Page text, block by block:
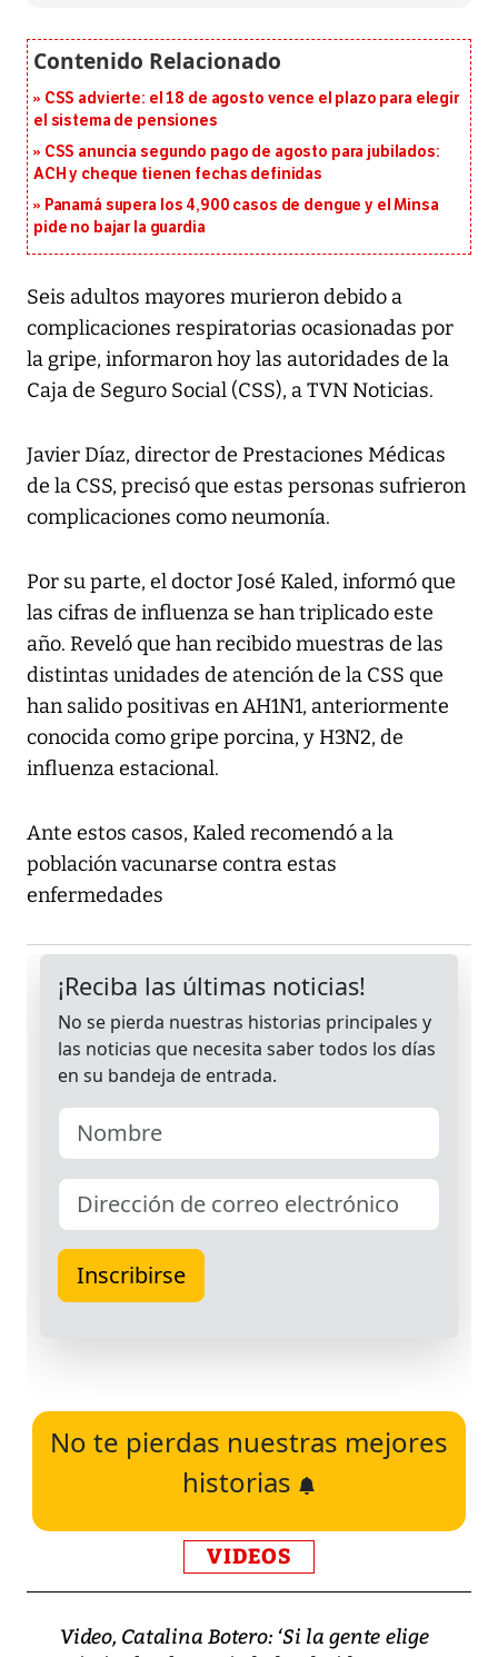
CSS advierte: el 18 de agosto vence el plazo para elegir
el sistema de pensiones
CSS anuncia segundo pago de agosto para jubilados:
ACH y cheque tienen fechas definidas
Panamá supera los 4,900 casos de dengue y el Minsa
pide no bajar la guardia
Seis adultos mayores murieron debido a
complicaciones respiratorias ocasionadas por
la gripe, informaron hoy las autoridades de la
Caja de Seguro Social (CSS), a TVN Noticias.
Javier Díaz, director de Prestaciones Médicas
de la CSS, precisó que estas personas sufrieron
complicaciones como neumonía.
Por su parte, el doctor José Kaled, informó que
las cifras de influenza se han triplicado este
año. Reveló que han recibido muestras de las
distintas unidades de atención de la CSS que
han salido positivas en AH1N1, anteriormente
conocida como gripe porcina, y H3N2, de
influenza estacional.
Ante estos casos, Kaled recomendó a la
población vacunarse contra estas
enfermedades
No te pierdas nuestras mejores
historias
VIDEOS
Video, Catalina Botero: ‘Si la gente elige